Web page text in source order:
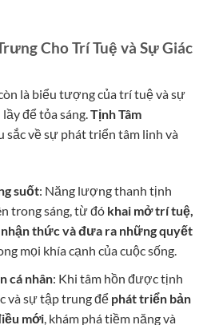
Cho Trí Tuệ và Sự Giác
là biểu tượng của trí tuệ và sự
để tỏa sáng.Tịnh Tâm
sắc về sự phát triển tâm linh và
suốt: Năng lượng thanh tịnh
trong sáng, từ đó khai mở trí tuệ,
thức và đưa ra những quyết
mọi khía cạnh của cuộc sống.
cá nhân: Khi tâm hồn được tịnh
và sự tập trung để phát triển bản
mới, khám phá tiềm năng và